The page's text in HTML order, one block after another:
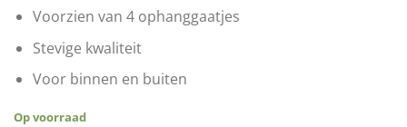
Voorzien van 4 ophanggaatjes
Stevige kwaliteit
Voor binnen en buiten
Op voorraad